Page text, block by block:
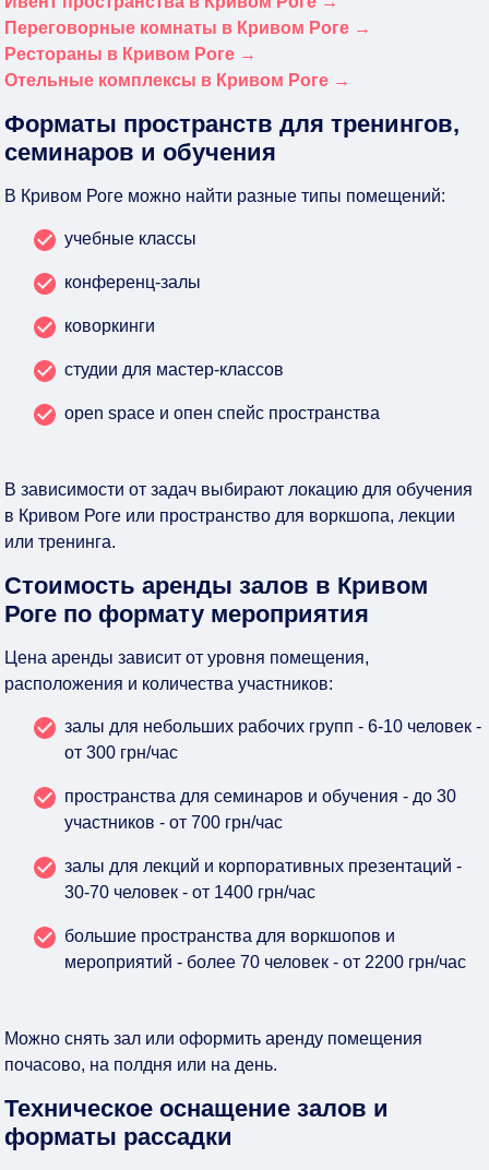
Переговорные комнаты в Кривом Роге →
Рестораны в Кривом Роге →
Отельные комплексы в Кривом Роге →
Форматы пространств для тренингов,
семинаров и обучения
В Кривом Роге можно найти разные типы помещений:
учебные классы
конференц-залы
коворкинги
студии для мастер-классов
open space и опен спейс пространства
В зависимости от задач выбирают локацию для обучения
в Кривом Роге или пространство для воркшопа, лекции
или тренинга.
Стоимость аренды залов в Кривом
Роге по формату мероприятия
Цена аренды зависит от уровня помещения,
расположения и количества участников:
залы для небольших рабочих групп - 6-10 человек -
от 300 грн/час
пространства для семинаров и обучения - до 30
участников - от 700 грн/час
залы для лекций и корпоративных презентаций -
30-70 человек - от 1400 грн/час
большие пространства для воркшопов и
мероприятий - более 70 человек - от 2200 грн/час
Можно снять зал или оформить аренду помещения
почасово, на полдня или на день.
Техническое оснащение залов и
форматы рассадки